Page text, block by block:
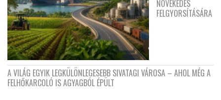
NÖVEKEDÉS
FELGYORSÍTÁSÁRA
A VILÁG EGYIK LEGKÜLÖNLEGESEBB SIVATAGI VÁROSA – AHOL MÉG A
FELHŐKARCOLÓ IS AGYAGBÓL ÉPÜLT